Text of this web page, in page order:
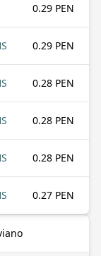
0.29 PEN
0.29 PEN
0.28 PEN
0.28 PEN
0.28 PEN
0.27 PEN